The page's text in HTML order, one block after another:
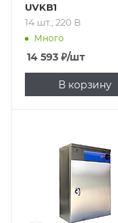
UVKB1
14 шт.; 220 В
Много
14 593 ₽/шт
В корзину
10 шт.; 220 В